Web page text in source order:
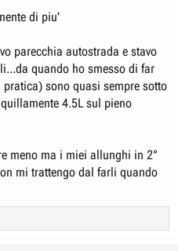
di piu'
parecchia autostrada e stavo
quando ho smesso di far
sono quasi sempre sotto
4.5L sul pieno
meno ma i miei allunghi in 2°
mi trattengo dal farli quando